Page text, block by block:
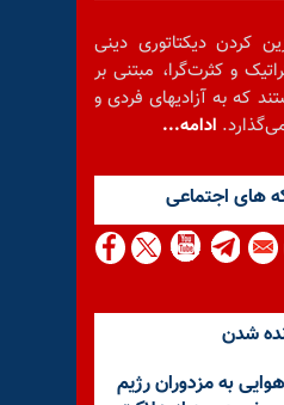
کردن دیکتاتوری دینی
و کثرت‌گرا، مبتنی بر
که به آزادیهای فردی و
ادامه...
هاى اجتماعى
شدن
به مزدوران رژیم